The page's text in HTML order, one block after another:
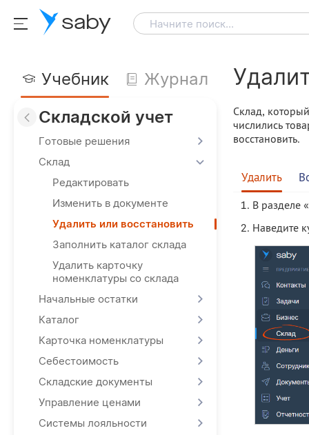
saby Начните поиск...
Учебник
Журнал
Складской учет
Готовые решения
Склад
Редактировать
Изменить в документе
Удалить или восстановить
Заполнить каталог склада
Удалить карточку
номенклатуры со склада
Начальные остатки
Каталог
Карточка номенклатуры
Себестоимость
Складские документы
Управление ценами
Системы лояльности
Склад,
числились
восстановить.
Удалить
В разделе
Наведите